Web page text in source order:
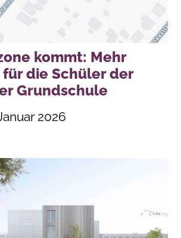
kommt: Mehr
die Schüler der
Grundschule
2026